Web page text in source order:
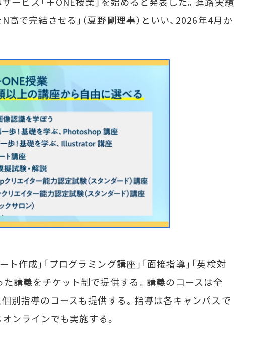
高で完結させる」（夏野剛理事）といい、2026年4月か
作成」「プログラミング講座」「面接指導」「英検対
た講義をチケット制で提供する。講義のコースは全
別指導のコースも提供する。指導は各キャンパスで
ンラインでも実施する。